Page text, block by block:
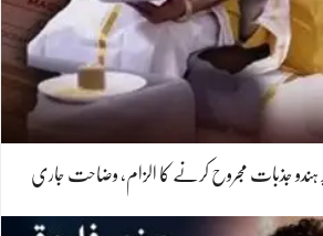
ہندو جذبات مجروح کرنے کا الزام، وضاحت جاری